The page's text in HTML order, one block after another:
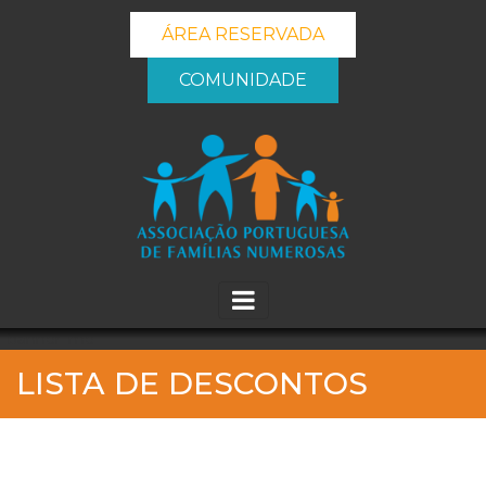
ÁREA RESERVADA
COMUNIDADE
_banner_me_
LISTA DE DESCONTOS